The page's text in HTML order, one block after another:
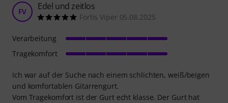
FV Edel und zeitlos
Fortis Viper 05.08.2025
Ich war auf der Suche nach einem schlichten, weiß/beigen
und komfortablen Gitarrengurt.
Vom Tragekomfort ist der Gurt echt klasse. Der Gurt hat
Verarbeitung
Tragekomfort